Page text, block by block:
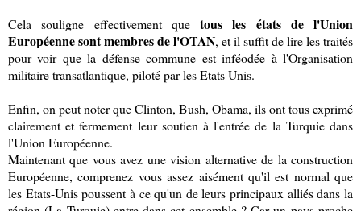
Cela souligne effectivement que tous les états de l'Union
Européenne sont membres de l'OTAN, et il suffit de lire les traités
pour voir que la défense commune est inféodée à l'Organisation
militaire transatlantique, piloté par les Etats Unis.
Enfin, on peut noter que Clinton, Bush, Obama, ils ont tous exprimé
clairement et fermement leur soutien à l'entrée de la Turquie dans
l'Union Européenne.
Maintenant que vous avez une vision alternative de la construction
Européenne, comprenez vous assez aisément qu'il est normal que
les Etats-Unis poussent à ce qu'un de leurs principaux alliés dans la